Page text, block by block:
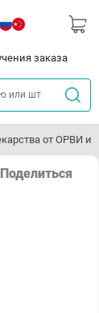
заказа
от ОРВИ и
Поделиться